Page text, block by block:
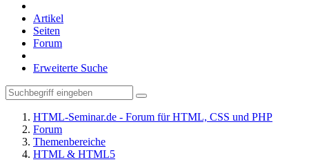
Artikel
Seiten
Forum
Erweiterte Suche
HTML-Seminar.de - Forum für HTML, CSS und PHP
Forum
Themenbereiche
HTML & HTML5